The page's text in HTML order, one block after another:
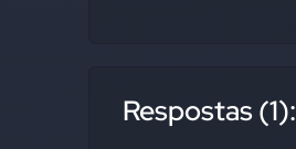
Respostas (1):